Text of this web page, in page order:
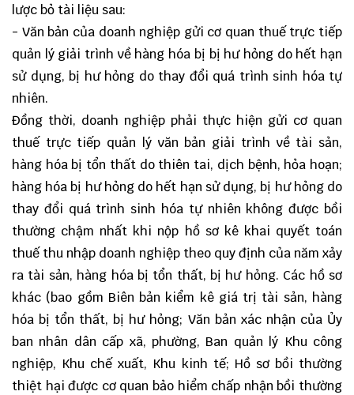
lược bỏ tài liệu sau:
- Văn bản của doanh nghiệp gửi cơ quan thuế trực tiếp
quản lý giải trình về hàng hóa bị bị hư hỏng do hết hạn
sử dụng, bị hư hỏng do thay đổi quá trình sinh hóa tự
nhiên.
Đồng thời, doanh nghiệp phải thực hiện gửi cơ quan
thuế trực tiếp quản lý văn bản giải trình về tài sản,
hàng hóa bị tổn thất do thiên tai, dịch bệnh, hỏa hoạn;
hàng hóa bị hư hỏng do hết hạn sử dụng, bị hư hỏng do
thay đổi quá trình sinh hóa tự nhiên không được bồi
thường chậm nhất khi nộp hồ sơ kê khai quyết toán
thuế thu nhập doanh nghiệp theo quy định của năm xảy
ra tài sản, hàng hóa bị tổn thất, bị hư hỏng. Các hồ sơ
khác (bao gồm Biên bản kiểm kê giá trị tài sản, hàng
hóa bị tổn thất, bị hư hỏng; Văn bản xác nhận của Ủy
ban nhân dân cấp xã, phường, Ban quản lý Khu công
nghiệp, Khu chế xuất, Khu kinh tế; Hồ sơ bồi thường
thiệt hại được cơ quan bảo hiểm chấp nhận bồi thường